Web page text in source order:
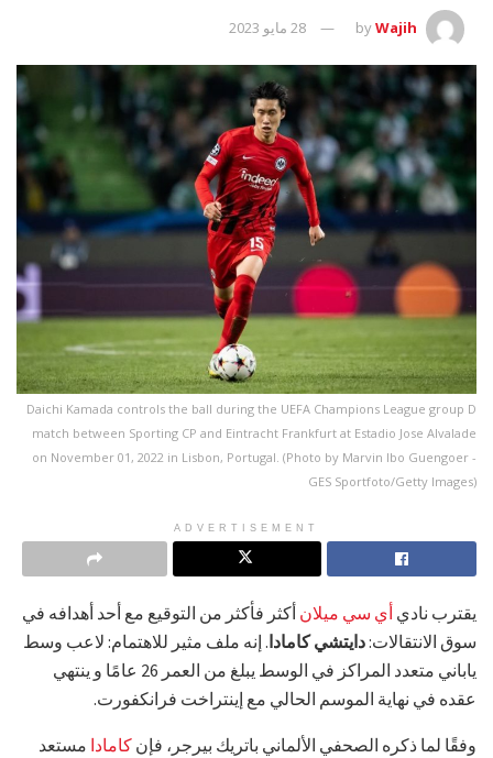
byWajih 28 مايو 2023
Daichi Kamada controls the ball during the UEFA Champions League group D
match between Sporting CP and Eintracht Frankfurt at Estadio Jose Alvalade
on November 01, 2022 in Lisbon, Portugal. (Photo by Marvin Ibo Guengoer -
GES Sportfoto/Getty Images)
ADVERTISEMENT
يقترب نادي أي سي ميلان أكثر فأكثر من التوقيع مع أحد أهدافه في
سوق الانتقالات:دايتشي كامادا. إنه ملف مثير للاهتمام: لاعب وسط
ياباني متعدد المراكز في الوسط يبلغ من العمر 26 عامًا و ينتهي
عقده في نهاية الموسم الحالي مع إينتراخت فرانكفورت.
وفقًا لما ذكره الصحفي الألماني باتريك بيرجر، فإن كامادا مستعد